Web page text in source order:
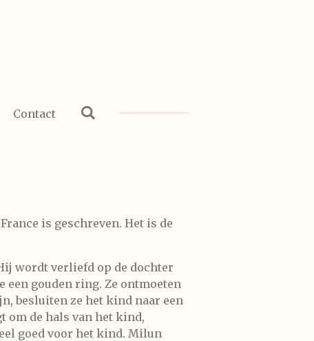
Contact
is geschreven. Het is de
wordt verliefd op de dochter
een gouden ring. Ze ontmoeten
besluiten ze het kind naar een
om de hals van het kind,
goed voor het kind. Milun